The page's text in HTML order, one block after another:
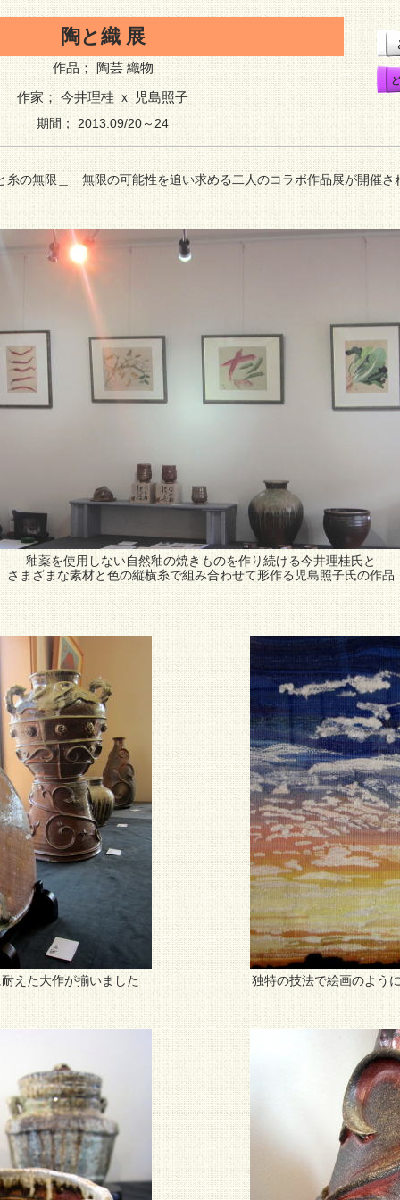
陶と織 展
作品； 陶芸 織物
作家； 今井理桂 ｘ 児島照子
期間； 2013.09/20～24
糸の無限＿ 無限の可能性を追い求める二人のコラボ作品展が開催さ
釉薬を使用しない自然釉の焼きものを作り続ける今井理桂氏と
さまざまな素材と色の縦横糸で組み合わせて形作る児島照子氏の作品
えた大作が揃いました 独特の技法で絵画のよう